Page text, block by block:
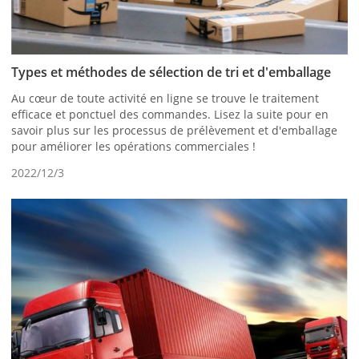
Types et méthodes de sélection de tri et d'emballage
Au cœur de toute activité en ligne se trouve le traitement
efficace et ponctuel des commandes. Lisez la suite pour en
savoir plus sur les processus de prélèvement et d'emballage
pour améliorer les opérations commerciales !
2022/12/3